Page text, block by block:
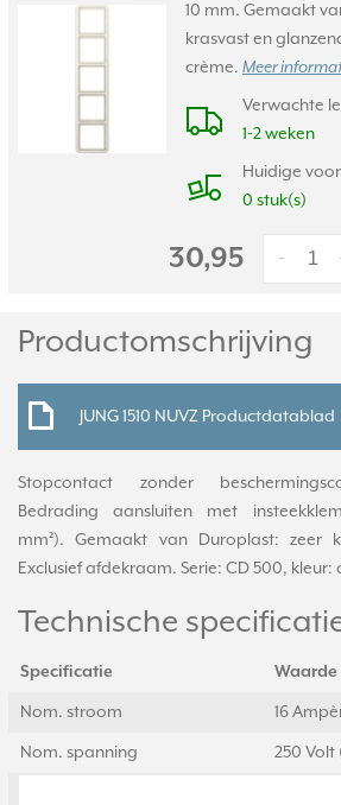
10 mm. Gemaakt
krasvast en
crème. Meer
Verwachte
1-2 weken
Huidige
0 stuk(s)
30,95 -
Productomschrijving
JUNG 1510 NUVZ Productdatablad
Stopcontact zonder
Bedrading aansluiten met
mm²). Gemaakt van Duroplast: zeer
Exclusief afdekraam. Serie: CD 500, kleur:
Technische
Specificatie Waarde
Nom. stroom 16
Nom. spanning 250 Volt